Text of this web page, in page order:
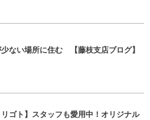
ない場所に住む 【藤枝支店ブログ】
リゴト】スタッフも愛用中！オリジナル